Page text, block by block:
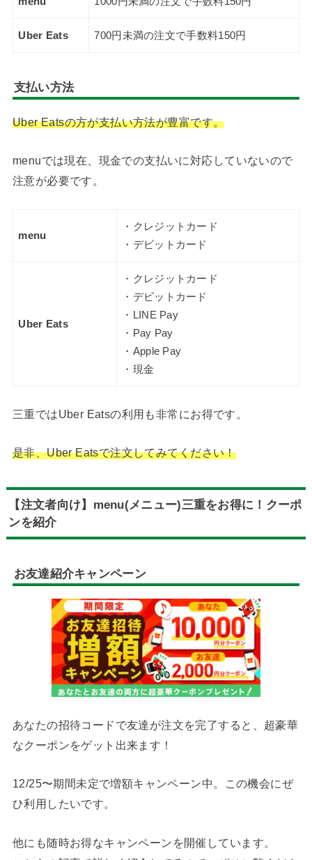
Uber Eats 700円未満の注文で手数料150円
支払い方法
Uber Eatsの方が支払い方法が豊富です。
menuでは現在、現金での支払いに対応していないので
注意が必要です。
menu
・クレジットカード
・デビットカード
Uber Eats
・クレジットカード
・デビットカード
・LINE Pay
・Pay Pay
・Apple Pay
・現金
三重ではUber Eatsの利用も非常にお得です。
是非、Uber Eatsで注文してみてください！
【注文者向け】menu(メニュー)三重をお得に！クーポ
ンを紹介
お友達紹介キャンペーン
あなたの招待コードで友達が注文を完了すると、超豪華
なクーポンをゲット出来ます！
12/25〜期間未定で増額キャンペーン中。この機会にぜ
ひ利用したいです。
他にも随時お得なキャンペーンを開催しています。